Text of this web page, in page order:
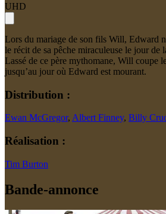
UHD
Lors du mariage de son fils Will, Edward
le récit de sa pêche miraculeuse le jour de
Lassé de ce père mythomane, Will coupe
jusqu’au jour où Edward est mourant.
Distribution :
Ewan McGregor, Albert Finney, Billy
Réalisation :
Tim Burton
Bande-annonce